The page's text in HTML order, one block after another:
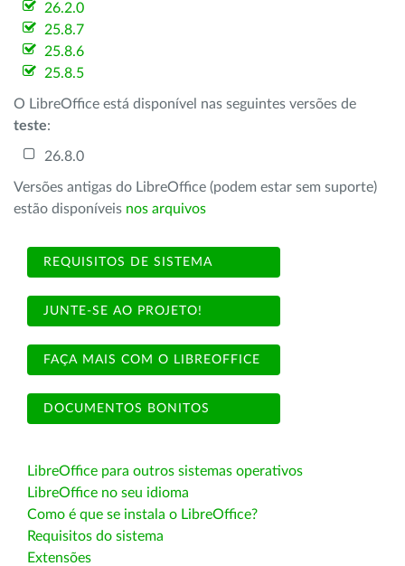
26.2.0
25.8.7
25.8.6
25.8.5
O LibreOffice está disponível nas seguintes versões de
teste:
26.8.0
Versões antigas do LibreOffice (podem estar sem suporte)
estão disponíveis nos arquivos
REQUISITOS DE SISTEMA
JUNTE-SE AO PROJETO!
FAÇA MAIS COM O LIBREOFFICE
DOCUMENTOS BONITOS
LibreOffice para outros sistemas operativos
LibreOffice no seu idioma
Como é que se instala o LibreOffice?
Requisitos do sistema
Extensões